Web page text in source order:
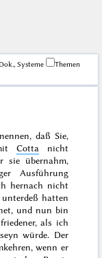
Systeme
Themen
daß Sie,
Cotta nicht
sie übernahm,
Ausführung
hernach nicht
unterdeß hatten
und nun bin
als ich
würde. Der
wenn er